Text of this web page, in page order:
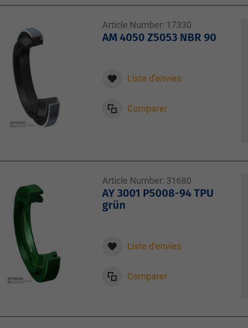
Article Number: 17330
AM 4050 Z5053 NBR 90
Liste d’envies
Comparer
Article Number: 31680
AY 3001 P5008-94 TPU
grün
Liste d’envies
Comparer